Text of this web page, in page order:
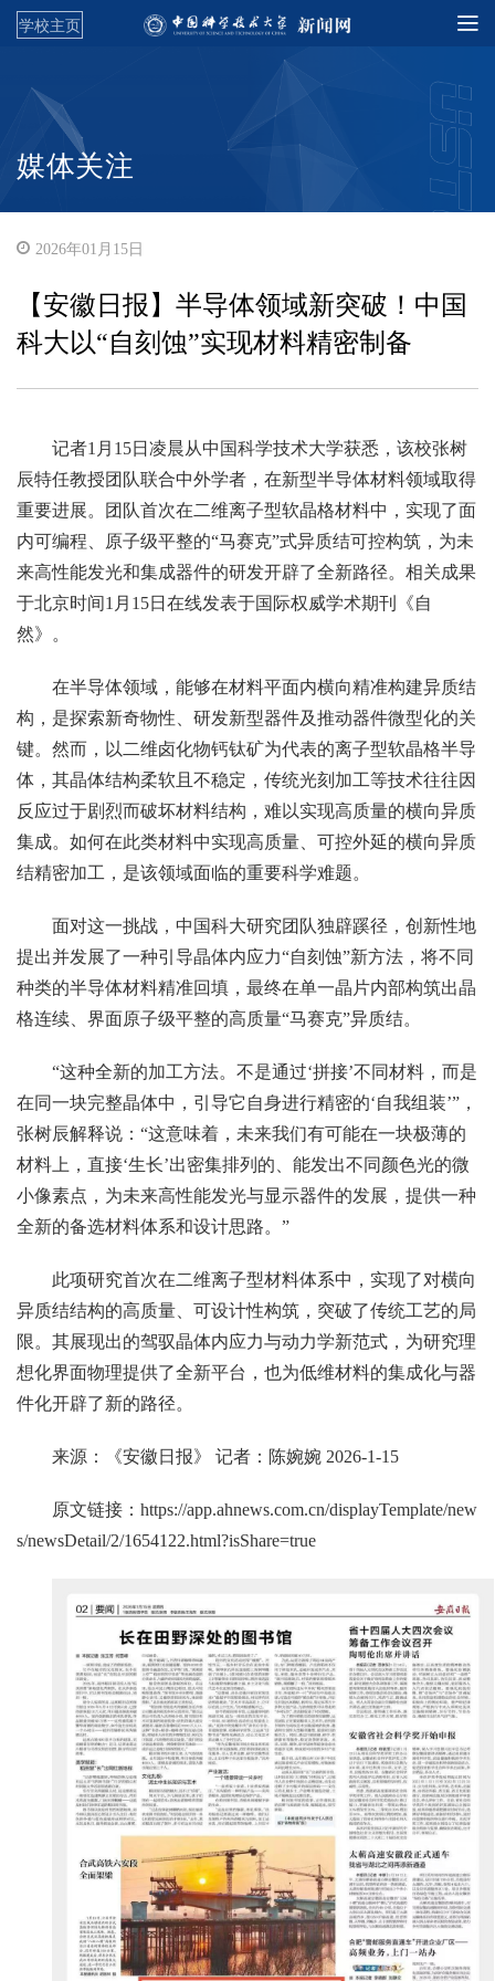
学校主页
媒体关注
2026年01月15日
【安徽日报】半导体领域新突破！中国
科大以“自刻蚀”实现材料精密制备
记者1月15日凌晨从中国科学技术大学获悉，该校张树
辰特任教授团队联合中外学者，在新型半导体材料领域取得
重要进展。团队首次在二维离子型软晶格材料中，实现了面
内可编程、原子级平整的“马赛克”式异质结可控构筑，为未
来高性能发光和集成器件的研发开辟了全新路径。相关成果
于北京时间1月15日在线发表于国际权威学术期刊《自
然》。
在半导体领域，能够在材料平面内横向精准构建异质结
构，是探索新奇物性、研发新型器件及推动器件微型化的关
键。然而，以二维卤化物钙钛矿为代表的离子型软晶格半导
体，其晶体结构柔软且不稳定，传统光刻加工等技术往往因
反应过于剧烈而破坏材料结构，难以实现高质量的横向异质
集成。如何在此类材料中实现高质量、可控外延的横向异质
结精密加工，是该领域面临的重要科学难题。
面对这一挑战，中国科大研究团队独辟蹊径，创新性地
提出并发展了一种引导晶体内应力“自刻蚀”新方法，将不同
种类的半导体材料精准回填，最终在单一晶片内部构筑出晶
格连续、界面原子级平整的高质量“马赛克”异质结。
“这种全新的加工方法。不是通过‘拼接’不同材料，而是
在同一块完整晶体中，引导它自身进行精密的‘自我组装’”，
张树辰解释说：“这意味着，未来我们有可能在一块极薄的
材料上，直接‘生长’出密集排列的、能发出不同颜色光的微
小像素点，为未来高性能发光与显示器件的发展，提供一种
全新的备选材料体系和设计思路。”
此项研究首次在二维离子型材料体系中，实现了对横向
异质结结构的高质量、可设计性构筑，突破了传统工艺的局
限。其展现出的驾驭晶体内应力与动力学新范式，为研究理
想化界面物理提供了全新平台，也为低维材料的集成化与器
件化开辟了新的路径。
来源：《安徽日报》 记者：陈婉婉 2026-1-15
原文链接： https://app.ahnews.com.cn/displayTemplate/new
s/newsDetail/2/1654122.html?isShare=true